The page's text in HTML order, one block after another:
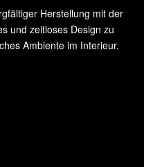
Herstellung mit der
und zeitloses Design zu
Ambiente im Interieur.